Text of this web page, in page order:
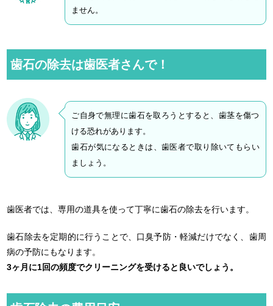
ません。
歯石の除去は歯医者さんで！
ご自身で無理に歯石を取ろうとすると、歯茎を傷つ
ける恐れがあります。
歯石が気になるときは、歯医者で取り除いてもらい
ましょう。
歯医者では、専用の道具を使って丁寧に歯石の除去を行います。
歯石除去を定期的に行うことで、口臭予防・軽減だけでなく、歯周
病の予防にもなります。
3ヶ月に1回の頻度でクリーニングを受けると良いでしょう。